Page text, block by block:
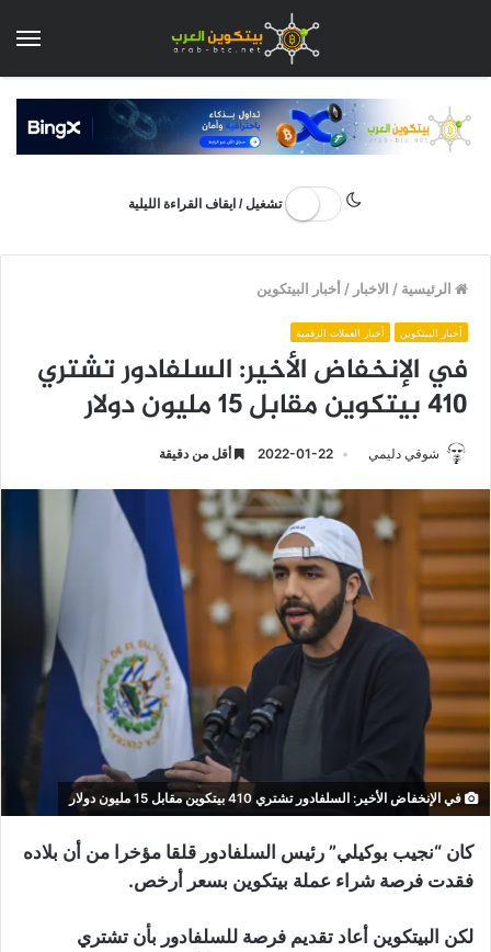
تشغيل / ايقاف القراءة الليلية
الرئيسية / الاخبار /أخبار البيتكوين
أخبار البيتكوين أخبار العملات الرقمية
في الإنخفاض الأخير: السلفادور تشتري
410 بيتكوين مقابل 15 مليون دولار
شوقي دليمي 2022-01-22 أقل من دقيقة
في الإنخفاض الأخير: السلفادور تشتري 410 بيتكوين مقابل 15 مليون دولار
كان “نجيب بوكيلي” رئيس السلفادور قلقا مؤخرا من أن بلاده
فقدت فرصة شراء عملة بيتكوين بسعر أرخص.
لكن البيتكوين أعاد تقديم فرصة للسلفادور بأن تشتري